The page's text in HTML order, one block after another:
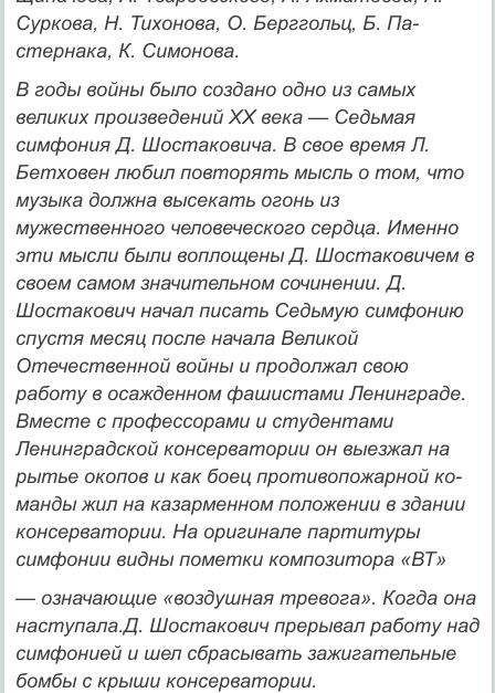
Суркова, Н. Тихонова, О. Берггольц, Б. Па­
стернака, К. Симонова.
В годы войны было создано одно из самых
великих произве­дений XX века — Седьмая
симфония Д. Шостаковича. В свое вре­мя Л.
Бетховен любил повторять мысль о том, что
музыка должна высекать огонь из
мужественного человеческого сердца. Именно
эти мысли были воплощены Д. Шостаковичем в
своем самом значи­тельном сочинении. Д.
Шостакович начал писать Седьмую симфо­нию
спустя месяц после начала Великой
Отечественной войны и продолжал свою
работу в осажденном фашистами Ленинграде.
Вместе с профессорами и студентами
Ленинградской консервато­рии он выезжал на
рытье окопов и как боец противопожарной ко­
манды жил на казарменном положении в здании
консерватории. На оригинале партитуры
симфонии видны пометки композитора «ВТ»
— означающие «воздушная тревога». Когда она
наступала.Д. Шос­такович прерывал работу над
симфонией и шел сбрасывать зажи­гательные
бомбы с крыши консерватории.